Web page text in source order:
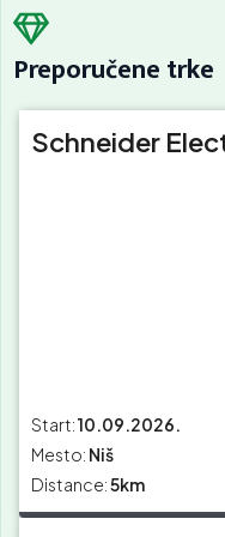
Preporučene trke
Schneider
Start:10.09.2026.
Mesto: Niš
Distance:5km